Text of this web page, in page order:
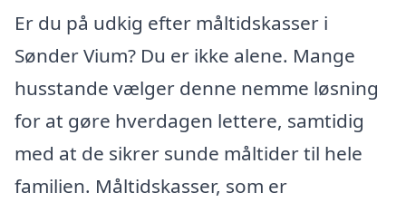
Er du på udkig efter måltidskasser i
Sønder Vium? Du er ikke alene. Mange
husstande vælger denne nemme løsning
for at gøre hverdagen lettere, samtidig
med at de sikrer sunde måltider til hele
familien. Måltidskasser, som er